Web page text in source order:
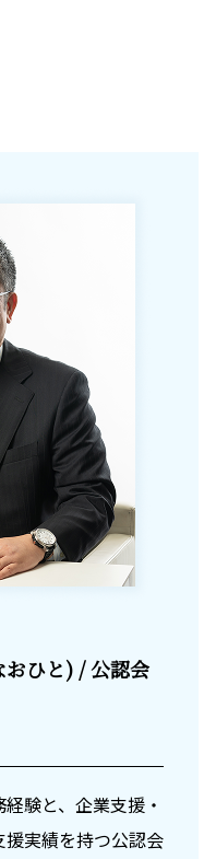
おひと) / 公認会
験と、企業支援・
実績を持つ公認会